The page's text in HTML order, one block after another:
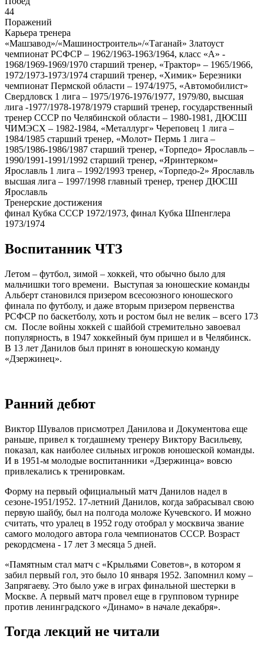
44
Поражений
Карьера тренера
«Машзавод»/«Машиностроитель»/«Таганай» Златоуст
чемпионат РСФСР – 1962/1963-1963/1964, класс «А» -
1968/1969-1969/1970 старший тренер, «Трактор» – 1965/1966,
1972/1973-1973/1974 старший тренер, «Химик» Березники
чемпионат Пермской области – 1974/1975, «Автомобилист»
Свердловск 1 лига – 1975/1976-1976/1977, 1979/80, высшая
лига -1977/1978-1978/1979 старший тренер, государственный
тренер СССР по Челябинской области – 1980-1981, ДЮСШ
ЧИМЭСХ – 1982-1984, «Металлург» Череповец 1 лига –
1984/1985 старший тренер, «Молот» Пермь 1 лига –
1985/1986-1986/1987 старший тренер, «Торпедо» Ярославль –
1990/1991-1991/1992 старший тренер, «Яринтерком»
Ярославль 1 лига – 1992/1993 тренер, «Торпедо-2» Ярославль
высшая лига – 1997/1998 главный тренер, тренер ДЮСШ
Ярославль
Тренерские достижения
финал Кубка СССР 1972/1973, финал Кубка Шпенглера
1973/1974
Воспитанник ЧТЗ
Летом – футбол, зимой – хоккей, что обычно было для
мальчишки того времени. Выступая за юношеские команды
Альберт становился призером всесоюзного юношеского
финала по футболу, и даже вторым призером первенства
РСФСР по баскетболу, хоть и ростом был не велик – всего 173
см. После войны хоккей с шайбой стремительно завоевал
популярность, в 1947 хоккейный бум пришел и в Челябинск.
В 13 лет Данилов был принят в юношескую команду
«Дзержинец».
Ранний дебют
Виктор Шувалов присмотрел Данилова и Документова еще
раньше, привел к тогдашнему тренеру Виктору Васильеву,
показал, как наиболее сильных игроков юношеской команды.
И в 1951-м молодые воспитанники «Дзержинца» вовсю
привлекались к тренировкам.
Форму на первый официальный матч Данилов надел в
сезоне-1951/1952. 17-летний Данилов, когда забрасывал свою
первую шайбу, был на полгода моложе Кучевского. И можно
считать, что уралец в 1952 году отобрал у москвича звание
самого молодого автора гола чемпионатов СССР. Возраст
рекордсмена - 17 лет 3 месяца 5 дней.
«Памятным стал матч с «Крыльями Советов», в котором я
забил первый гол, это было 10 января 1952. Запомнил кому –
Запрягаеву. Это было уже в играх финальной шестерки в
Москве. А первый матч провел еще в групповом турнире
против ленинградского «Динамо» в начале декабря».
Тогда лекций не читали